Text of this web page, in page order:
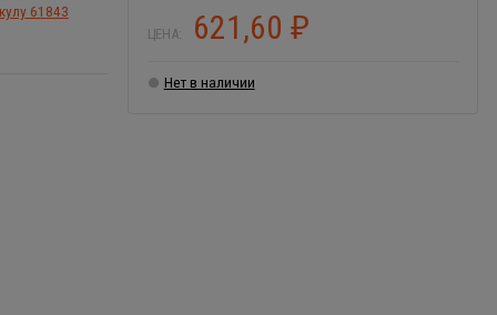
ЦЕНА: 621,60₽
Нет в наличии
61843